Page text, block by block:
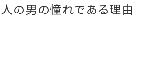
人の男の憧れである理由